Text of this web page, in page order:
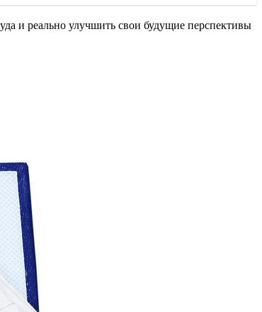
и реально улучшить свои будущие перспективы